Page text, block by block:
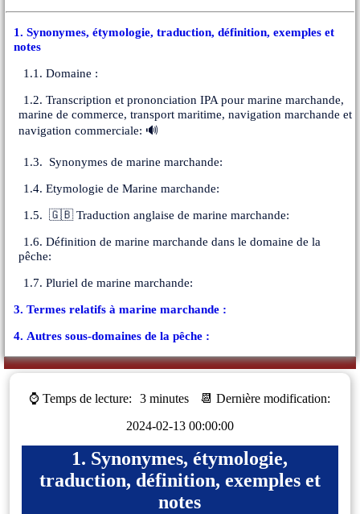
1. Synonymes, étymologie, traduction, définition, exemples et
notes
1.1. Domaine :
1.2. Transcription et prononciation IPA pour marine marchande,
marine de commerce, transport maritime, navigation marchande et
navigation commerciale: 🔊
1.3. Synonymes de marine marchande:
1.4. Etymologie de Marine marchande:
1.5. 🇬🇧 Traduction anglaise de marine marchande:
1.6. Définition de marine marchande dans le domaine de la
pêche:
1.7. Pluriel de marine marchande:
3. Termes relatifs à marine marchande :
4. Autres sous-domaines de la pêche :
⌚ Temps de lecture: 3 minutes
📆 Dernière modification:
2024-02-13 00:00:00
1. Synonymes, étymologie,
traduction, définition, exemples et
notes